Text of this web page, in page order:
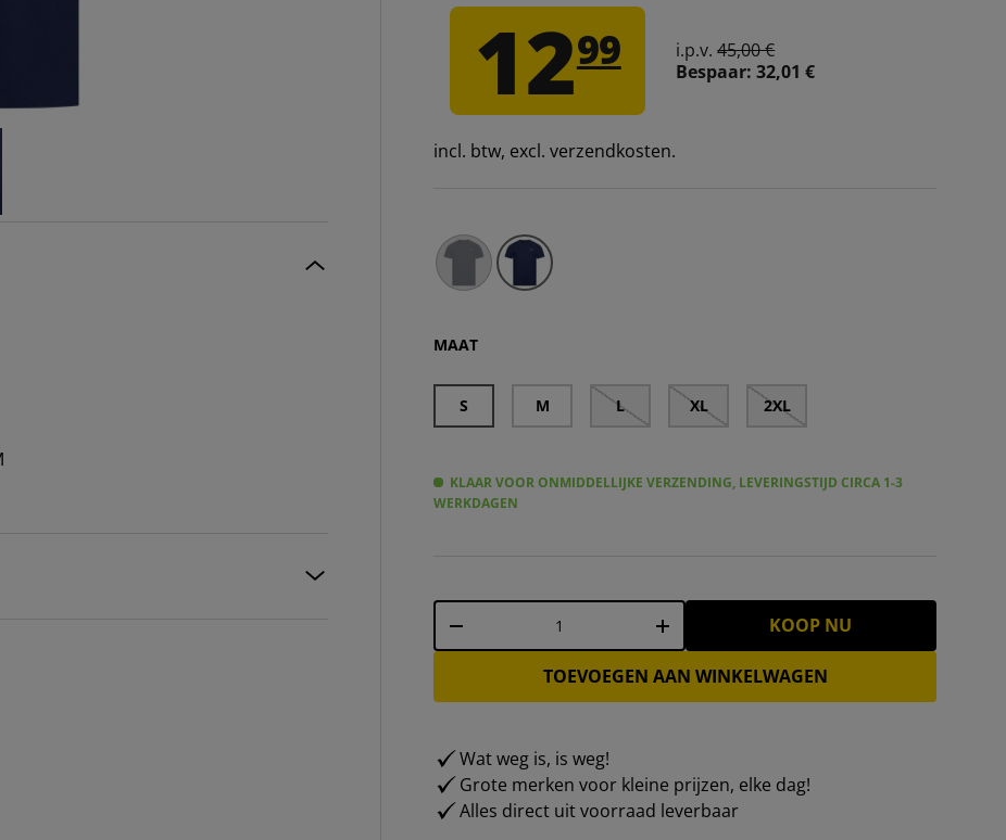
1299 i.p.v.45,00 €
Bespaar:32,01 €
incl. btw, excl. verzendkosten.
MAAT
S M L XL 2XL
KLAAR VOOR ONMIDDELLIJKE VERZENDING, LEVERINGSTIJD CIRCA 1-3
WERKDAGEN
Aantal
- + KOOP NU
TOEVOEGEN AAN WINKELWAGEN
Wat weg is, is weg!
Grote merken voor kleine prijzen, elke dag!
Alles direct uit voorraad leverbaar